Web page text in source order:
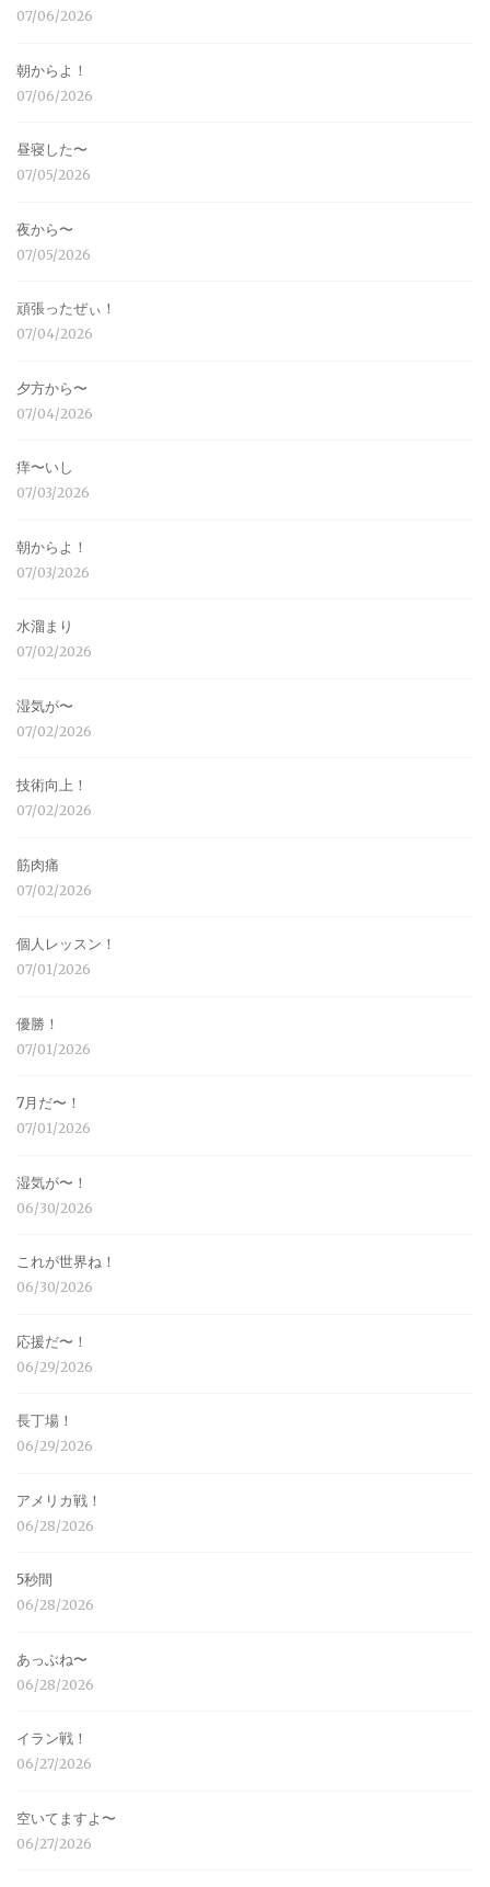
07/06/2026
朝からよ！
07/06/2026
昼寝した〜
07/05/2026
夜から〜
07/05/2026
頑張ったぜぃ！
07/04/2026
夕方から〜
07/04/2026
痒〜いし
07/03/2026
朝からよ！
07/03/2026
水溜まり
07/02/2026
湿気が〜
07/02/2026
技術向上！
07/02/2026
筋肉痛
07/02/2026
個人レッスン！
07/01/2026
優勝！
07/01/2026
7月だ〜！
07/01/2026
湿気が〜！
06/30/2026
これが世界ね！
06/30/2026
応援だ〜！
06/29/2026
長丁場！
06/29/2026
アメリカ戦！
06/28/2026
5秒間
06/28/2026
あっぶね〜
06/28/2026
イラン戦！
06/27/2026
空いてますよ〜
06/27/2026